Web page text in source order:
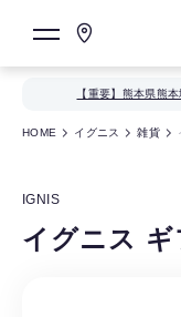
【重要】熊本県熊
HOME イグニス 雑貨
IGNIS
イグニス